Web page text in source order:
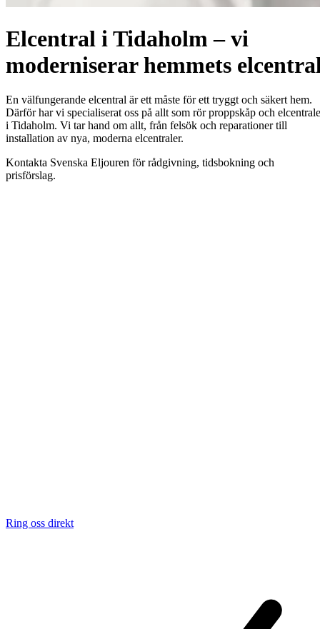
Elcentral i Tidaholm – vi
moderniserar hemmets
En välfungerande elcentral är ett måste för ett tryggt och säkert hem.
Därför har vi specialiserat oss på allt som rör proppskåp och
i Tidaholm. Vi tar hand om allt, från felsök och reparationer till
installation av nya, moderna elcentraler.
Kontakta Svenska Eljouren för rådgivning, tidsbokning och
prisförslag.
Ring oss direkt